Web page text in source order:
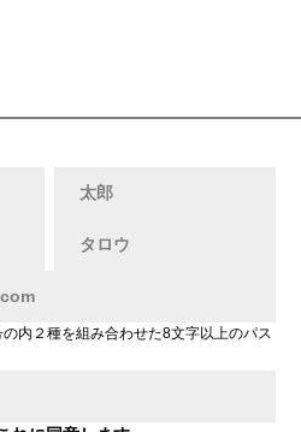
内２種を組み合わせた8文字以上のパス